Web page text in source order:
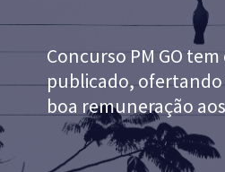
Concurso PM GO
publicado, ofertando
boa remuneração